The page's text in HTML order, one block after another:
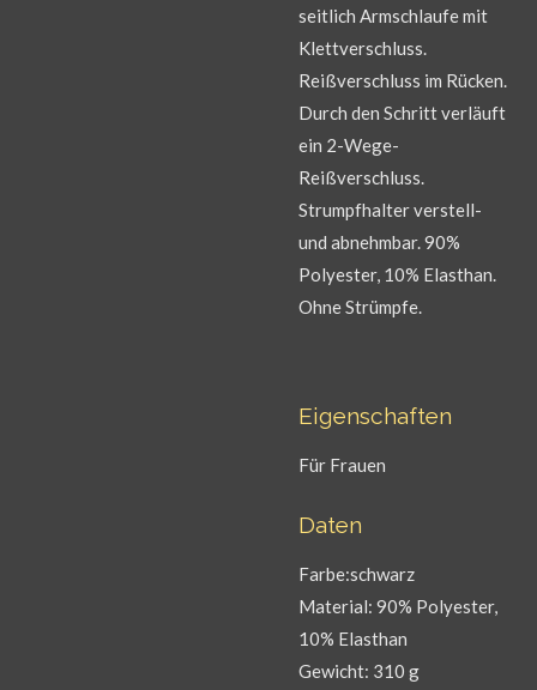
seitlich Armschlaufe mit
Klettverschluss.
Reißverschluss im Rücken.
Durch den Schritt verläuft
ein 2-Wege-
Reißverschluss.
Strumpfhalter verstell-
und abnehmbar. 90%
Polyester, 10% Elasthan.
Ohne Strümpfe.
Eigenschaften
Für Frauen
Daten
Farbe:schwarz
Material: 90% Polyester,
10% Elasthan
Gewicht: 310 g